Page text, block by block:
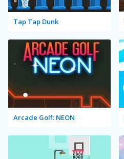
Tap Tap Dunk
Arcade Golf: NEON